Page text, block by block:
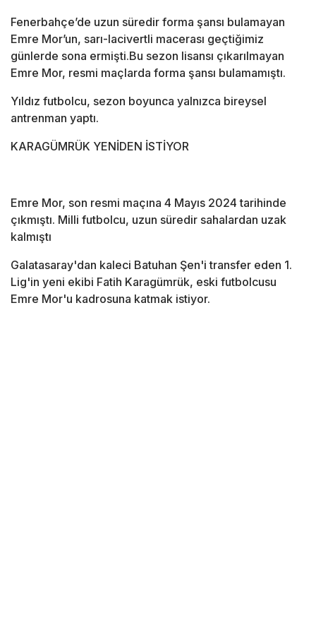
Fenerbahçe’de uzun süredir forma şansı bulamayan
Emre Mor’un, sarı-lacivertli macerası geçtiğimiz
günlerde sona ermişti.Bu sezon lisansı çıkarılmayan
Emre Mor, resmi maçlarda forma şansı bulamamıştı.
Yıldız futbolcu, sezon boyunca yalnızca bireysel
antrenman yaptı.
KARAGÜMRÜK YENİDEN İSTİYOR
Emre Mor, son resmi maçına 4 Mayıs 2024 tarihinde
çıkmıştı. Milli futbolcu, uzun süredir sahalardan uzak
kalmıştı
Galatasaray'dan kaleci Batuhan Şen'i transfer eden 1.
Lig'in yeni ekibi Fatih Karagümrük, eski futbolcusu
Emre Mor'u kadrosuna katmak istiyor.